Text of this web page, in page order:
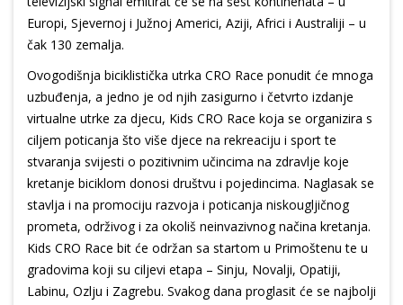
Europi, Sjevernoj i Južnoj Americi, Aziji, Africi i Australiji – u
čak 130 zemalja.
Ovogodišnja biciklistička utrka CRO Race ponudit će mnoga
uzbuđenja, a jedno je od njih zasigurno i četvrto izdanje
virtualne utrke za djecu, Kids CRO Race koja se organizira s
ciljem poticanja što više djece na rekreaciju i sport te
stvaranja svijesti o pozitivnim učincima na zdravlje koje
kretanje biciklom donosi društvu i pojedincima. Naglasak se
stavlja i na promociju razvoja i poticanja niskougljičnog
prometa, održivog i za okoliš neinvazivnog načina kretanja.
Kids CRO Race bit će održan sa startom u Primoštenu te u
gradovima koji su ciljevi etapa – Sinju, Novalji, Opatiji,
Labinu, Ozlju i Zagrebu. Svakog dana proglasit će se najbolji